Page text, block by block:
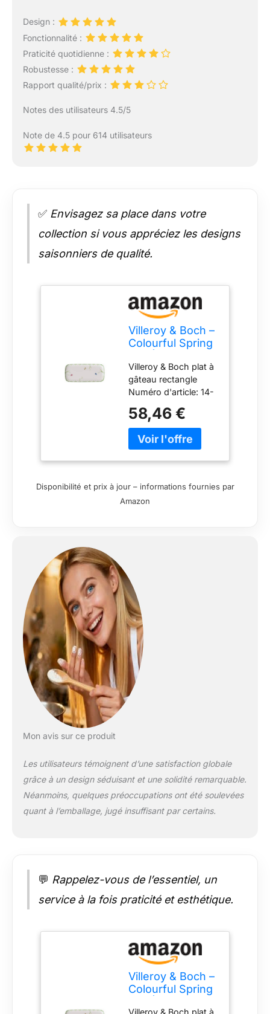
Design :
Fonctionnalité :
Praticité quotidienne :
Robustesse :
Rapport qualité/prix :
Notes des utilisateurs 4.5/5
Note de 4.5 pour 614 utilisateurs
✅ Envisagez sa place dans votre
collection si vous appréciez les designs
saisonniers de qualité.
Villeroy & Boch –
Colourful Spring
Garanti Lave-
Vaisselle, Plat À
Service, Plateau
De Service,
Présentoir À
Gâteau Pâques,
Décorations De
Premium,
Villeroy & Boch plat à
gâteau rectangle
Numéro d'article: 14-
58,46 €
Disponibilité et prix à jour – informations fournies par
Amazon
Mon avis sur ce produit
Les utilisateurs témoignent d’une satisfaction globale
grâce à un design séduisant et une solidité remarquable.
Néanmoins, quelques préoccupations ont été soulevées
quant à l’emballage, jugé insuffisant par certains.
💬 Rappelez-vous de l’essentiel, un
service à la fois praticité et esthétique.
Villeroy & Boch –
Colourful Spring
Villeroy & Boch plat à